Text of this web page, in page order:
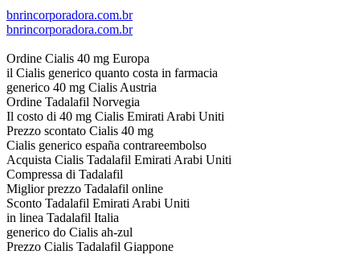
bnrincorporadora.com.br
bnrincorporadora.com.br
Ordine Cialis 40 mg Europa
il Cialis generico quanto costa in farmacia
generico 40 mg Cialis Austria
Ordine Tadalafil Norvegia
Il costo di 40 mg Cialis Emirati Arabi Uniti
Prezzo scontato Cialis 40 mg
Cialis generico españa contrareembolso
Acquista Cialis Tadalafil Emirati Arabi Uniti
Compressa di Tadalafil
Miglior prezzo Tadalafil online
Sconto Tadalafil Emirati Arabi Uniti
in linea Tadalafil Italia
generico do Cialis ah-zul
Prezzo Cialis Tadalafil Giappone